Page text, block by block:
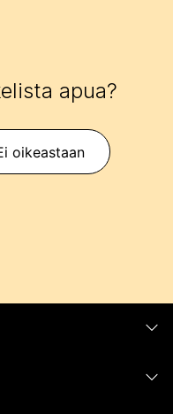
apua?
oikeastaan